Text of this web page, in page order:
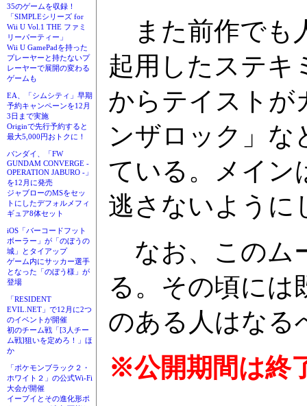
35のゲームを収録！
「SIMPLEシリーズ for
Wii U Vol.1 THE ファミ
リーパーティー」
Wii U GamePadを持った
プレーヤーと持たないプ
レーヤーで展開の変わる
ゲームも
EA、「シムシティ」早期
予約キャンペーンを12月
3日まで実施
Originで先行予約すると
最大5,000円おトクに！
バンダイ、「FW
GUNDAM CONVERGE -
OPERATION JABURO -」
を12月に発売
ジャブローのMSをセッ
トにしたデフォルメフィ
ギュア8体セット
iOS「バーコードフット
ボーラー」が「のぼうの
城」とタイアップ
ゲーム内にサッカー選手
となった「のぼう様」が
登場
「RESIDENT
EVIL.NET」で12月に2つ
のイベントが開催
初のチーム戦「[3人チー
ム戦]狙いを定めろ！」ほ
か
「ポケモンブラック２・
ホワイト２」の公式Wi-Fi
大会が開催
イーブイとその進化形ポ
また前作でも
起用したステキ
からテイストが
ンザロック」な
ている。メイン
逃さないように
なお、このム
る。その頃には
のある人はなる
※公開期間は終